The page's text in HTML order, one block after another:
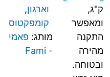
ק"ג,
ומאפשר
התקנה
מהירה
ובטוחה.
וארגון,
קומפקטוס
מותג: פאמי
- Fami